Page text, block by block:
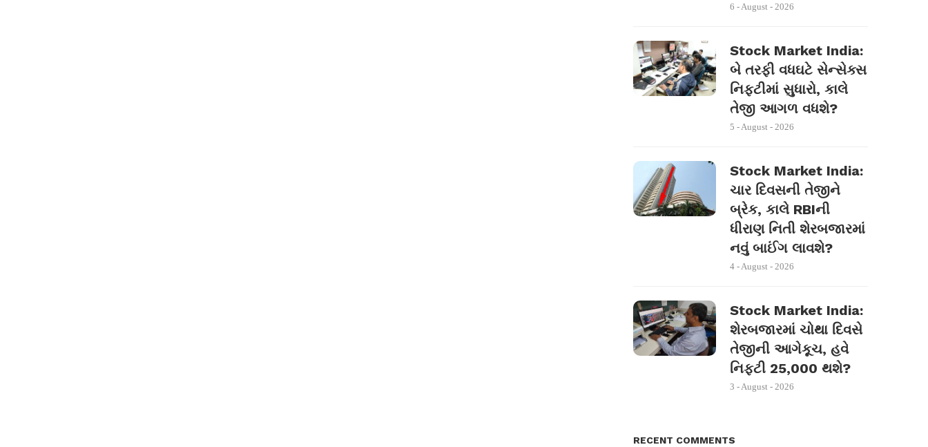
6 - August - 2026
Stock Market India:
બે તરફી વધઘટે સેન્સેક્સ
નિફ્ટીમાં સુધારો, કાલે
તેજી આગળ વધશે?
5 - August - 2026
Stock Market India:
ચાર દિવસની તેજીને
બ્રેક, કાલે RBIની
ધીરાણ નિતી શેરબજારમાં
નવું બાઈંગ લાવશે?
4 - August - 2026
Stock Market India:
શેરબજારમાં ચોથા દિવસે
તેજીની આગેકૂચ, હવે
નિફ્ટી 25,000 થશે?
3 - August - 2026
RECENT COMMENTS